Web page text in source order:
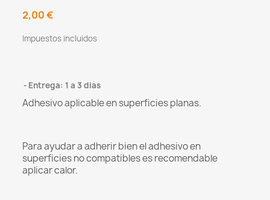
2,00 €
Impuestos incluidos
Entrega: 1 a 3 dias
Adhesivo aplicable en superficies planas.
Para ayudar a adherir bien el adhesivo en
superficies no compatibles es recomendable
aplicar calor.